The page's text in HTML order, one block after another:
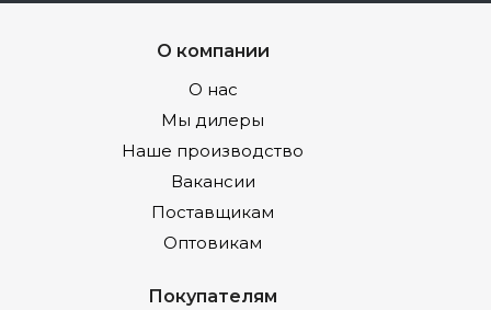
О компании
О нас
Мы дилеры
Наше производство
Вакансии
Поставщикам
Оптовикам
Покупателям